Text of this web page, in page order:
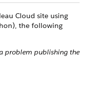
Cloud site using
the following
problem publishing the